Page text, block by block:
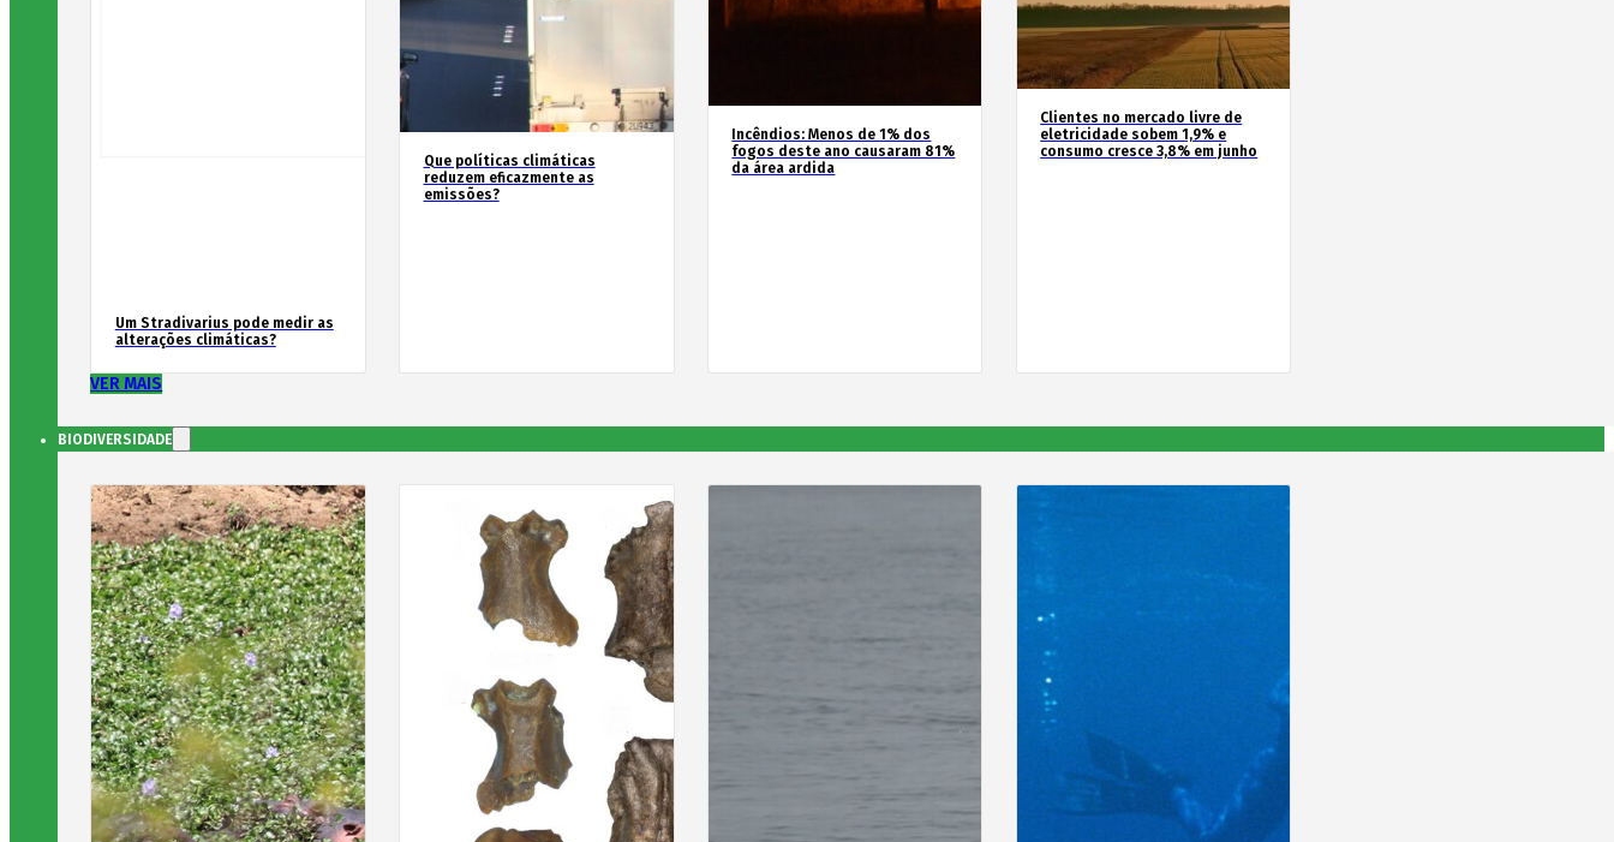
Um Stradivarius pode medir as
alterações climáticas?
Que políticas climáticas
reduzem eficazmente as
emissões?
Incêndios: Menos de 1% dos
fogos deste ano causaram 81%
da área ardida
Clientes no mercado livre de
eletricidade sobem 1,9% e
consumo cresce 3,8% em junho
VER MAIS
BIODIVERSIDADE